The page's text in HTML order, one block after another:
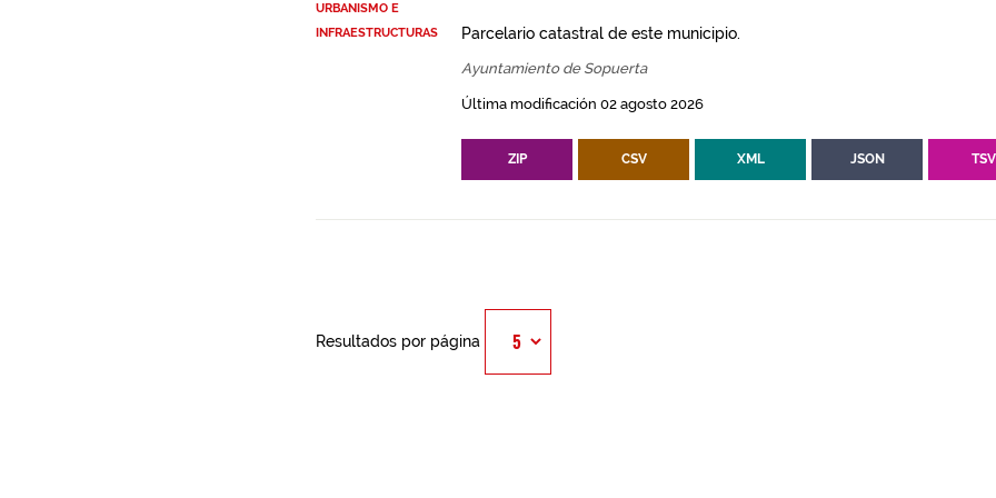
URBANISMO E
INFRAESTRUCTURAS
Parcelario catastral de este municipio.
Ayuntamiento de Sopuerta
Última modificación 02 agosto 2026
ZIP CSV XML JSON TSV
Resultados por página